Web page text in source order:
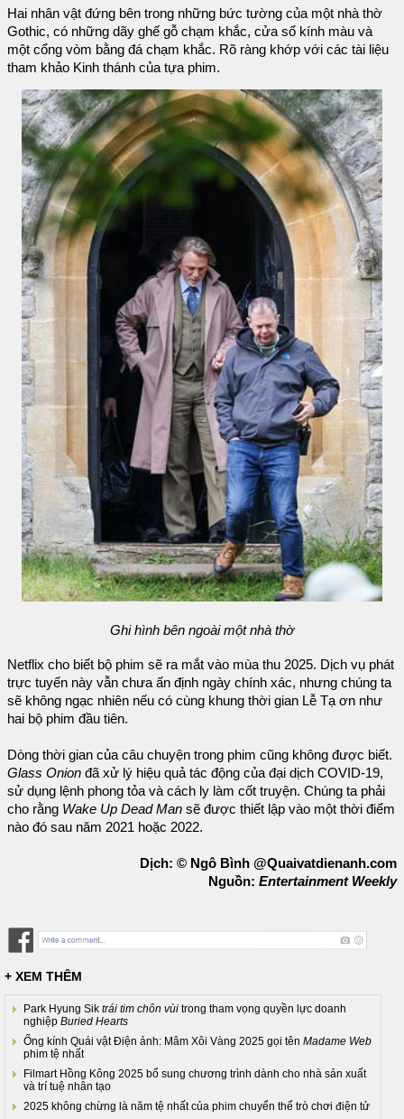
Hai nhân vật đứng bên trong những bức tường của một nhà thờ
Gothic, có những dãy ghế gỗ chạm khắc, cửa sổ kính màu và
một cổng vòm bằng đá chạm khắc. Rõ ràng khớp với các tài liệu
tham khảo Kinh thánh của tựa phim.
Ghi hình bên ngoài một nhà thờ
Netflix cho biết bộ phim sẽ ra mắt vào mùa thu 2025. Dịch vụ phát
trực tuyến này vẫn chưa ấn định ngày chính xác, nhưng chúng ta
sẽ không ngạc nhiên nếu có cùng khung thời gian Lễ Tạ ơn như
hai bộ phim đầu tiên.
Dòng thời gian của câu chuyện trong phim cũng không được biết.
Glass Onion đã xử lý hiệu quả tác động của đại dịch COVID-19,
sử dụng lệnh phong tỏa và cách ly làm cốt truyện. Chúng ta phải
cho rằng Wake Up Dead Man sẽ được thiết lập vào một thời điểm
nào đó sau năm 2021 hoặc 2022.
Dịch: © Ngô Bình @Quaivatdienanh.com
Nguồn: Entertainment Weekly
+ XEM THÊM
Park Hyung Sik trái tim chôn vùi trong tham vọng quyền lực doanh
nghiệp Buried Hearts
Ống kính Quái vật Điện ảnh: Mâm Xôi Vàng 2025 gọi tên Madame Web
phim tệ nhất
Filmart Hồng Kông 2025 bổ sung chương trình dành cho nhà sản xuất
và trí tuệ nhân tạo
2025 không chừng là năm tệ nhất của phim chuyển thể trò chơi điện tử